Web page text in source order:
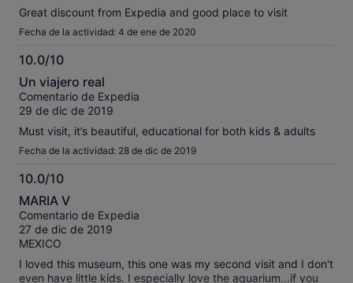
Great discount from Expedia and good place to visit
Fecha de la actividad: 4 de ene de 2020
10.0/10
10.0
sobre
10
Un viajero real
Comentario de Expedia
29 de dic de 2019
Must visit, it’s beautiful, educational for both kids & adults
Fecha de la actividad: 28 de dic de 2019
10.0/10
10.0
sobre
10
MARIA V
Comentario de Expedia
27 de dic de 2019
MEXICO
I loved this museum, this one was my second visit and I don't
even have little kids. I especially love the aquarium...if you